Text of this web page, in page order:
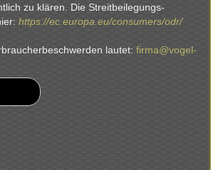
zu klären. Die Streitbeilegungs-
https://ec.europa.eu/consumers/odr/
lautet: firma@vogel-